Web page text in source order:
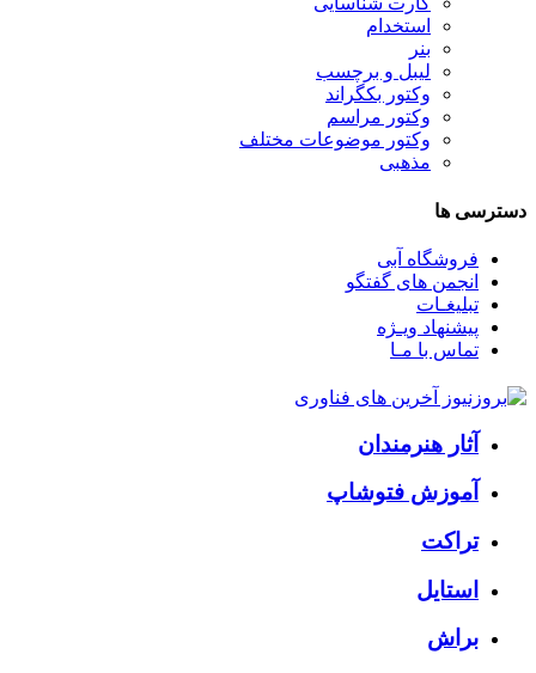
استخدام
بنر
لیبل و برچسب
وکتور بکگراند
وکتور مراسم
وکتور موضوعات مختلف
مذهبی
دسترسی ها
فروشگاه آبی
انجمن های گفتگو
تبلیغـات
پیشنهاد ویـژه
تماس با مـا
آثار هنرمندان
آموزش فتوشاپ
تراکت
استایل
براش